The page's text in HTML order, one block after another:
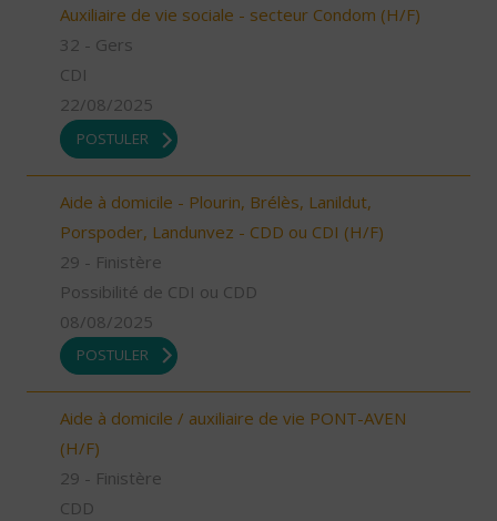
Auxiliaire de vie sociale - secteur Condom (H/F)
32 - Gers
CDI
22/08/2025
POSTULER
Aide à domicile - Plourin, Brélès, Lanildut,
Porspoder, Landunvez - CDD ou CDI (H/F)
29 - Finistère
Possibilité de CDI ou CDD
08/08/2025
POSTULER
Aide à domicile / auxiliaire de vie PONT-AVEN
(H/F)
29 - Finistère
CDD